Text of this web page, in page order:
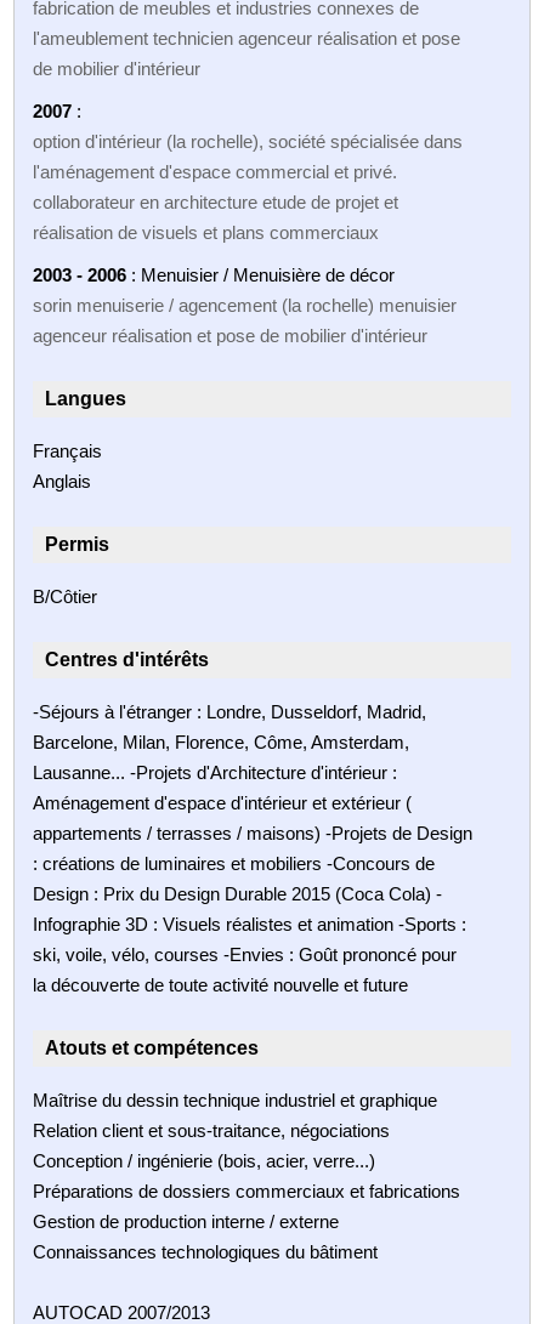
fabrication de meubles et industries connexes de
l'ameublement technicien agenceur réalisation et pose
de mobilier d'intérieur
2007 :
option d'intérieur (la rochelle), société spécialisée dans
l'aménagement d'espace commercial et privé.
collaborateur en architecture etude de projet et
réalisation de visuels et plans commerciaux
2003 - 2006 : Menuisier / Menuisière de décor
sorin menuiserie / agencement (la rochelle) menuisier
agenceur réalisation et pose de mobilier d'intérieur
Langues
Français
Anglais
Permis
B/Côtier
Centres d'intérêts
-Séjours à l'étranger : Londre, Dusseldorf, Madrid,
Barcelone, Milan, Florence, Côme, Amsterdam,
Lausanne... -Projets d'Architecture d'intérieur :
Aménagement d'espace d'intérieur et extérieur (
appartements / terrasses / maisons) -Projets de Design
: créations de luminaires et mobiliers -Concours de
Design : Prix du Design Durable 2015 (Coca Cola) -
Infographie 3D : Visuels réalistes et animation -Sports :
ski, voile, vélo, courses -Envies : Goût prononcé pour
la découverte de toute activité nouvelle et future
Atouts et compétences
Maîtrise du dessin technique industriel et graphique
Relation client et sous-traitance, négociations
Conception / ingénierie (bois, acier, verre...)
Préparations de dossiers commerciaux et fabrications
Gestion de production interne / externe
Connaissances technologiques du bâtiment
AUTOCAD 2007/2013